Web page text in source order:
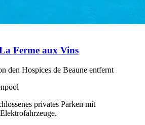
Ferme aux Vins
den Hospices de Beaune entfernt
privates Parken mit